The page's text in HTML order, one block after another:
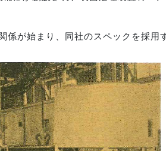
が始まり、同社のスペックを採用